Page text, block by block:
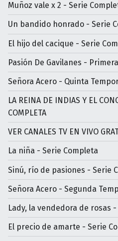
Muñoz vale x 2 - Serie
Un bandido honrado - Serie
El hijo del cacique - Serie
Pasión De Gavilanes -
Señora Acero - Quinta
LA REINA DE INDIAS Y EL
COMPLETA
VER CANALES TV EN VIVO
La niña - Serie Completa
Sinú, río de pasiones - Serie
Señora Acero - Segunda
Lady, la vendedora de rosas
El precio de amarte - Serie